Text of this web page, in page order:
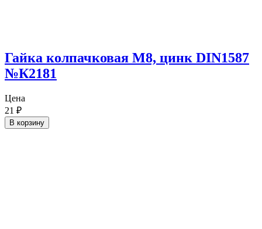
Гайка колпачковая М8, цинк DIN1587
№К2181
Цена
21 ₽
В корзину